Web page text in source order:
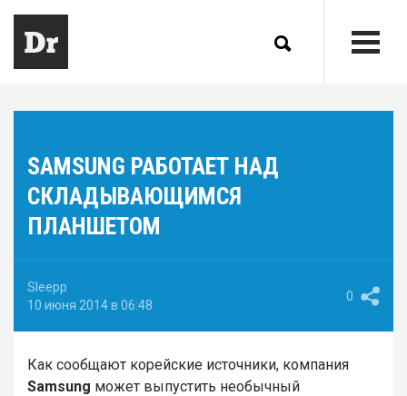
SAMSUNG РАБОТАЕТ НАД
СКЛАДЫВАЮЩИМСЯ
ПЛАНШЕТОМ
Sleepp
10 июня 2014 в 06:48
0
Как сообщают корейские источники, компания
Samsung может выпустить необычный